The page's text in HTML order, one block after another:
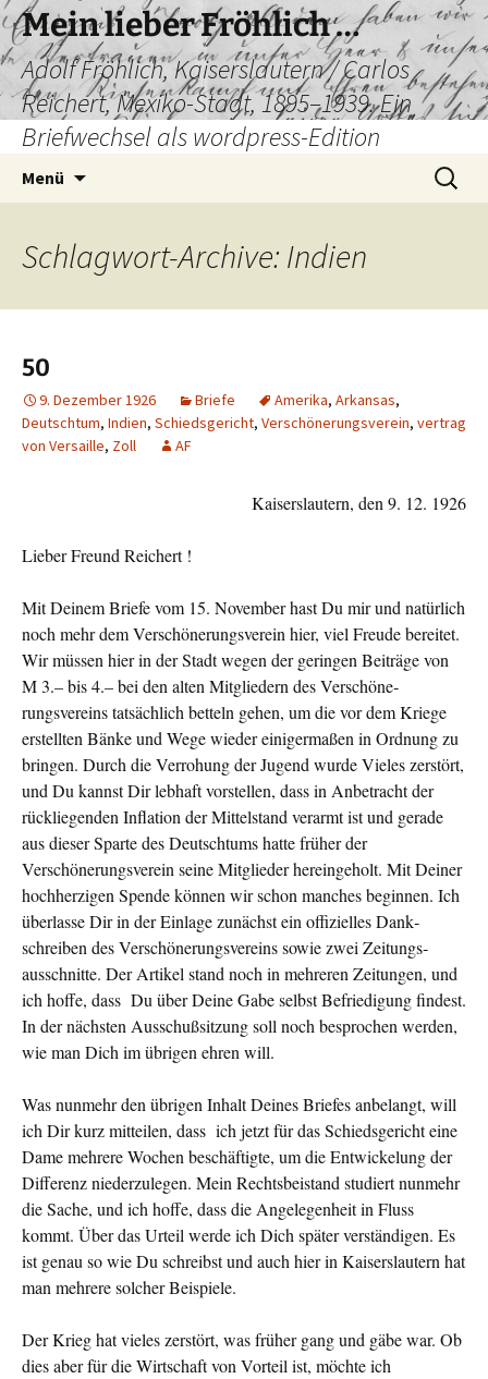
Mein lieber Fröhlich …
Adolf Fröhlich, Kaiserslautern / Carlos
Reichert, Mexiko-Stadt, 1895–1939. Ein
Briefwechsel als wordpress-Edition
Menü
Suchen
nach:
Schlagwort-Archive: Indien
50
9. Dezember 1926 Briefe Amerika, Arkansas,
Deutschtum, Indien, Schiedsgericht, Verschönerungsverein, vertrag
von Versaille, Zoll AF
Kaiserslautern, den 9. 12. 1926
Lieber Freund Reichert !
Mit Deinem Briefe vom 15. November hast Du mir und natürlich
noch mehr dem Verschönerungsverein hier, viel Freude berei­tet.
Wir müssen hier in der Stadt wegen der geringen Beiträge von
M 3.– bis 4.– bei den alten Mitgliedern des Verschöne­
rungsvereins tatsächlich betteln gehen, um die vor dem Kriege
erstellten Bänke und Wege wieder einigermaßen in Ordnung zu
bringen. Durch die Verrohung der Jugend wurde Vieles zer­stört,
und Du kannst Dir lebhaft vorstellen, dass in Anbe­tracht der
rückliegenden In­flation der Mittelstand verarmt ist und gerade
aus dieser Sparte des Deutschtums hatte früher der
Verschönerungsverein seine Mitglieder her­eingeholt. Mit Deiner
hochherzigen Spende können wir schon manches begin­nen. Ich
überlasse Dir in der Einlage zunächst ein offizielles Dank­
schreiben des Verschönerungsvereins sowie zwei Zeitungs­
ausschnitte. Der Artikel stand noch in mehreren Zeitungen, und
ich hoffe, dass Du über Deine Gabe selbst Befriedigung findest.
In der nächsten Ausschußsitzung soll noch besprochen werden,
wie man Dich im übrigen ehren will.
Was nunmehr den übrigen Inhalt Deines Briefes anbelangt, will
ich Dir kurz mitteilen, dass ich jetzt für das Schieds­gericht eine
Dame mehrere Wochen beschäftigte, um die Entwickelung der
Differenz niederzulegen. Mein Rechtsbeistand stu­diert nunmehr
die Sache, und ich hoffe, dass die Angelegenheit in Fluss
kommt. Über das Urteil werde ich Dich später verständigen. Es
ist genau so wie Du schreibst und auch hier in Kaiserslau­tern hat
man mehrere solcher Beispiele.
Der Krieg hat vieles zerstört, was früher gang und gäbe war. Ob
dies aber für die Wirtschaft von Vorteil ist, möchte ich